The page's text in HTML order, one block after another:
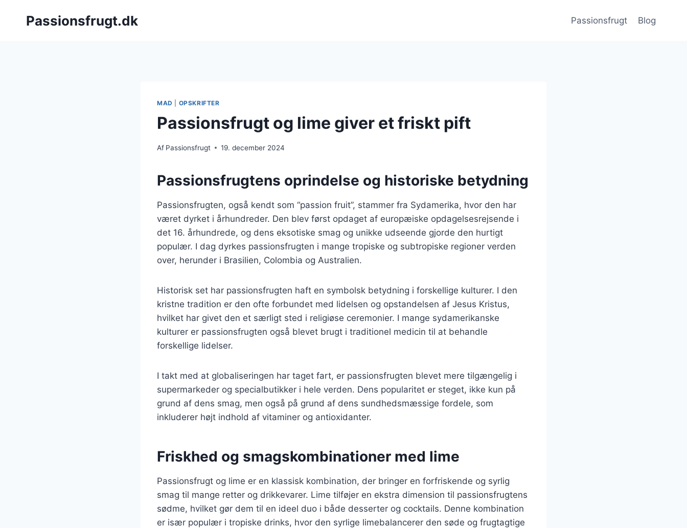
Passionsfrugt.dk Passionsfrugt Blog
MAD OPSKRIFTER
Passionsfrugt og lime giver et friskt pift
Af Passionsfrugt 19. december 2024
Passionsfrugtens oprindelse og historiske betydning
Passionsfrugten, også kendt som “passion fruit”, stammer fra Sydamerika, hvor den har
været dyrket i århundreder. Den blev først opdaget af europæiske opdagelsesrejsende i
det 16. århundrede, og dens eksotiske smag og unikke udseende gjorde den hurtigt
populær. I dag dyrkes passionsfrugten i mange tropiske og subtropiske regioner verden
over, herunder i Brasilien, Colombia og Australien.
Historisk set har passionsfrugten haft en symbolsk betydning i forskellige kulturer. I den
kristne tradition er den ofte forbundet med lidelsen og opstandelsen af Jesus Kristus,
hvilket har givet den et særligt sted i religiøse ceremonier. I mange sydamerikanske
kulturer er passionsfrugten også blevet brugt i traditionel medicin til at behandle
forskellige lidelser.
I takt med at globaliseringen har taget fart, er passionsfrugten blevet mere tilgængelig i
supermarkeder og specialbutikker i hele verden. Dens popularitet er steget, ikke kun på
grund af dens smag, men også på grund af dens sundhedsmæssige fordele, som
inkluderer højt indhold af vitaminer og antioxidanter.
Friskhed og smagskombinationer med lime
Passionsfrugt og lime er en klassisk kombination, der bringer en forfriskende og syrlig
smag til mange retter og drikkevarer. Lime tilføjer en ekstra dimension til passionsfrugtens
sødme, hvilket gør dem til en ideel duo i både desserter og cocktails. Denne kombination
er især populær i tropiske drinks, hvor den syrlige limebalancerer den søde og frugtagtige